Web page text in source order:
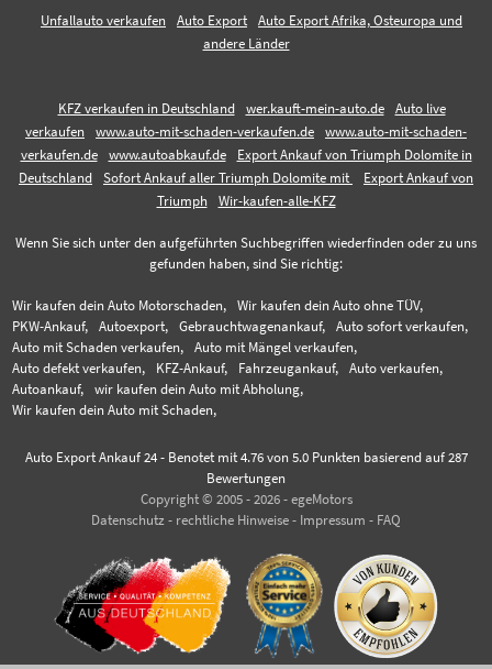
Unfallauto verkaufen Auto Export
Auto Export Afrika, Osteuropa und
andere Länder
KFZ verkaufen in Deutschland wer.kauft-mein-auto.de
Auto live
verkaufen
www.auto-mit-schaden-verkaufen.de
www.auto-mit-schaden-
verkaufen.de
www.autoabkauf.de
Export Ankauf von Triumph Dolomite in
Deutschland
Sofort Ankauf aller Triumph Dolomite mit
Export Ankauf von
Triumph
Wir-kaufen-alle-KFZ
Wenn Sie sich unter den aufgeführten Suchbegriffen wiederfinden oder zu uns
gefunden haben, sind Sie richtig:
Wir kaufen dein Auto Motorschaden,
Wir kaufen dein Auto ohne TÜV,
PKW-Ankauf,
Autoexport, Gebrauchtwagenankauf,
Auto sofort verkaufen,
Auto mit Schaden verkaufen,
Auto mit Mängel verkaufen,
Auto defekt verkaufen,
KFZ-Ankauf, Fahrzeugankauf,
Auto verkaufen,
Autoankauf,
wir kaufen dein Auto mit Abholung,
Wir kaufen dein Auto mit Schaden,
Auto Export Ankauf 24- Benotet mit 4.76von 5.0 Punkten basierend auf 287
Bewertungen
Copyright © 2005 - 2026 - egeMotors
Datenschutz - rechtliche Hinweise - Impressum - FAQ